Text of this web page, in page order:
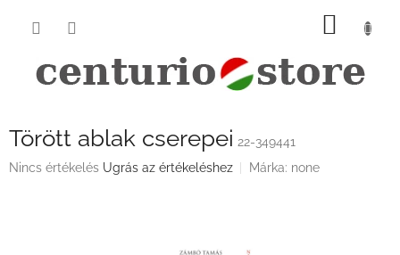
KOSÁR
Törött ablak cserepei 22-349441
A
Nincs értékelés Ugrás az értékeléshez Márka: none